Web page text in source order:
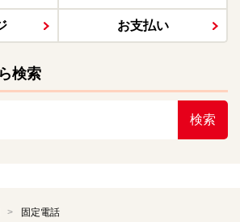
お支払い
検索
検索
固定電話